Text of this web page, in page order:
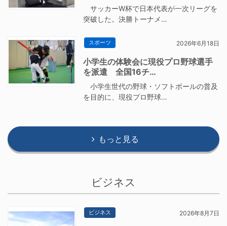
サッカーW杯で日本代表が一次リーグを
突破した。決勝トーナメ…
スポーツ 2026年6月18日
小学生の体験会に現役プロ野球選手
を派遣 全国16チ…
小学生世代の野球・ソフトボールの普及
を目的に、現役プロ野球…
もっと見る
ビジネス
ビジネス 2026年8月7日